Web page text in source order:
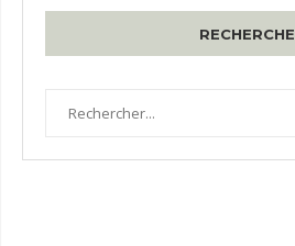
RECHERCHE